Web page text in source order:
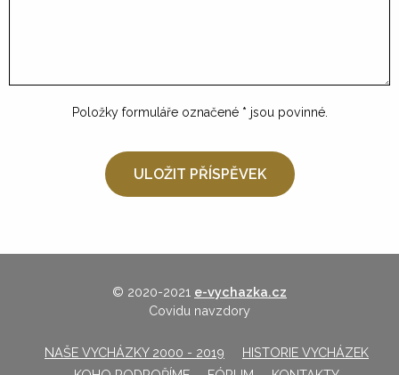
Položky formuláře označené * jsou povinné.
© 2020-2021 e-vychazka.cz
Covidu navzdory
NAŠE VYCHÁZKY 2000 - 2019
HISTORIE VYCHÁZEK